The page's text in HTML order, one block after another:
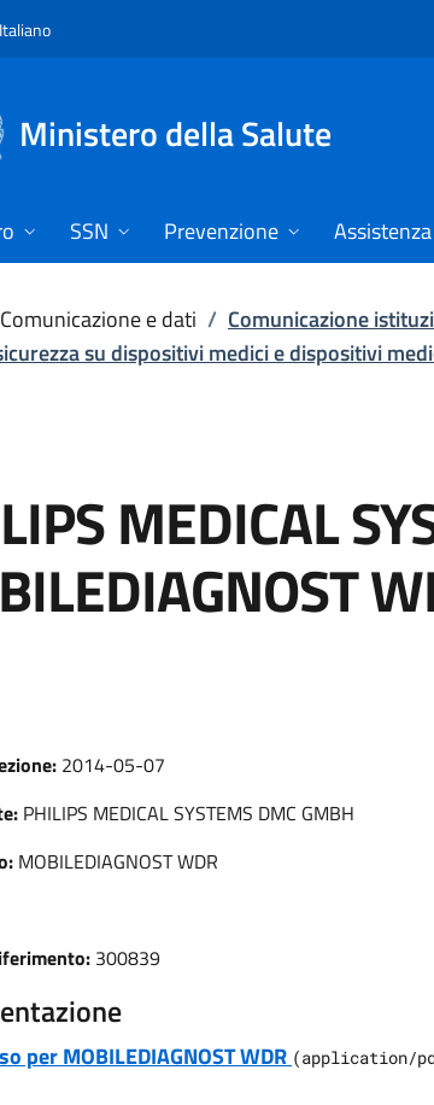
Ministero della Salute
SSN Prevenzione Assistenza
Comunicazione e dati / Comunicazione
su dispositivi medici e dispositivi
MEDICAL
2014-05-07
PHILIPS MEDICAL SYSTEMS DMC GMBH
MOBILEDIAGNOST WDR
300839
per MOBILEDIAGNOST WDR (application/